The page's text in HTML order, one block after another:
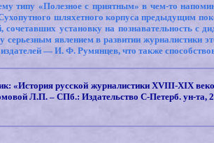
типу «Полезное с приятным» в чем-то
шляхетного корпуса предыдущим
сочетавших установку на познавательность с
серьезным явлением в развитии журналистики
издателей — И. Ф. Румянцев, что также
«История русской журналистики XVIII-XIX
Л.П. – СПб.: Издательство С-Петерб. ун-та,